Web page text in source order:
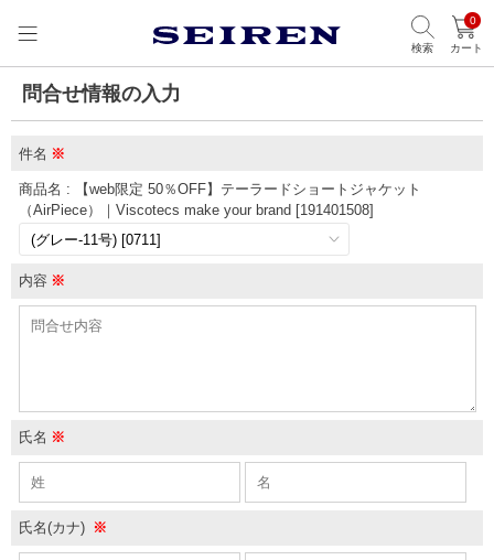
検索
0
カート
問合せ情報の入力
件名 ※
商品名 : 【web限定 50％OFF】テーラードショートジャケット
（AirPiece）｜Viscotecs make your brand [191401508]
内容 ※
氏名 ※
氏名(カナ) ※